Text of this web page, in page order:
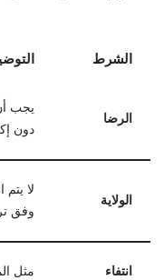
الشرط
الرضا
يجب
دون
الولاية
لا
وفق
انتفاء
مثل